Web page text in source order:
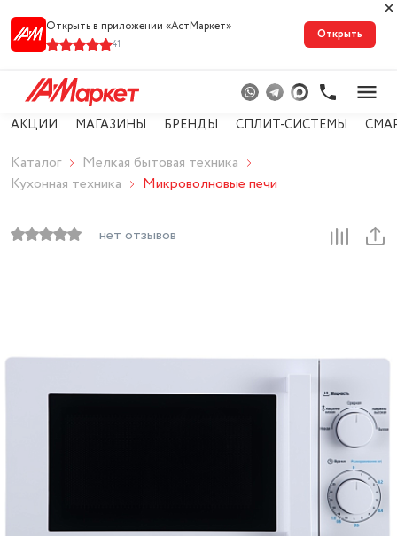
Открыть в приложении «АстМарке‪т‬»
41
Открыть
АКЦИИ МАГАЗИНЫ БРЕНДЫ СПЛИТ-СИСТЕМЫ
Каталог
Мелкая бытовая техника
Кухонная техника
Микроволновые печи
нет отзывов